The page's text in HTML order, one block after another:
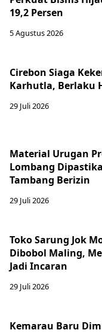
19,2 Persen
5 Agustus 2026
Cirebon Siaga
Karhutla, Berlaku
29 Juli 2026
Material Urugan
Lombang
Tambang Berizin
29 Juli 2026
Toko Sarung Jok
Dibobol Maling,
Jadi Incaran
29 Juli 2026
Kemarau Baru